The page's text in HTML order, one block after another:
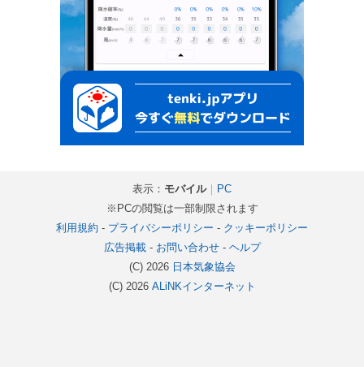
表示： モバイル｜
PC
※PCの閲覧は一部制限されます
利用規約 - プライバシーポリシー - クッキーポリシー
広告掲載- お問い合わせ- ヘルプ
(C) 2026 日本気象協会
(C) 2026 ALiNKインターネット